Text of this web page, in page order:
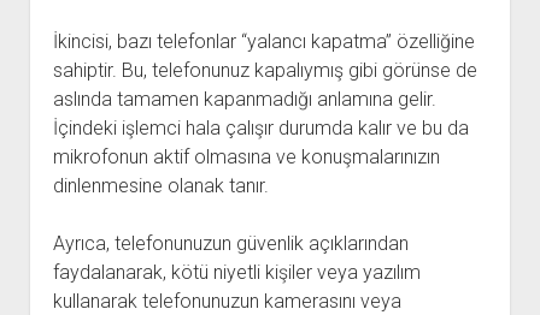
İkincisi, bazı telefonlar “yalancı kapatma” özelliğine
sahiptir. Bu, telefonunuz kapalıymış gibi görünse de
aslında tamamen kapanmadığı anlamına gelir.
İçindeki işlemci hala çalışır durumda kalır ve bu da
mikrofonun aktif olmasına ve konuşmalarınızın
dinlenmesine olanak tanır.
Ayrıca, telefonunuzun güvenlik açıklarından
faydalanarak, kötü niyetli kişiler veya yazılım
kullanarak telefonunuzun kamerasını veya